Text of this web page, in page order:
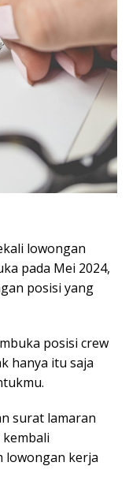
lowongan
pada Mei 2024,
posisi yang
posisi crew
hanya itu saja
surat lamaran
kembali
lowongan kerja